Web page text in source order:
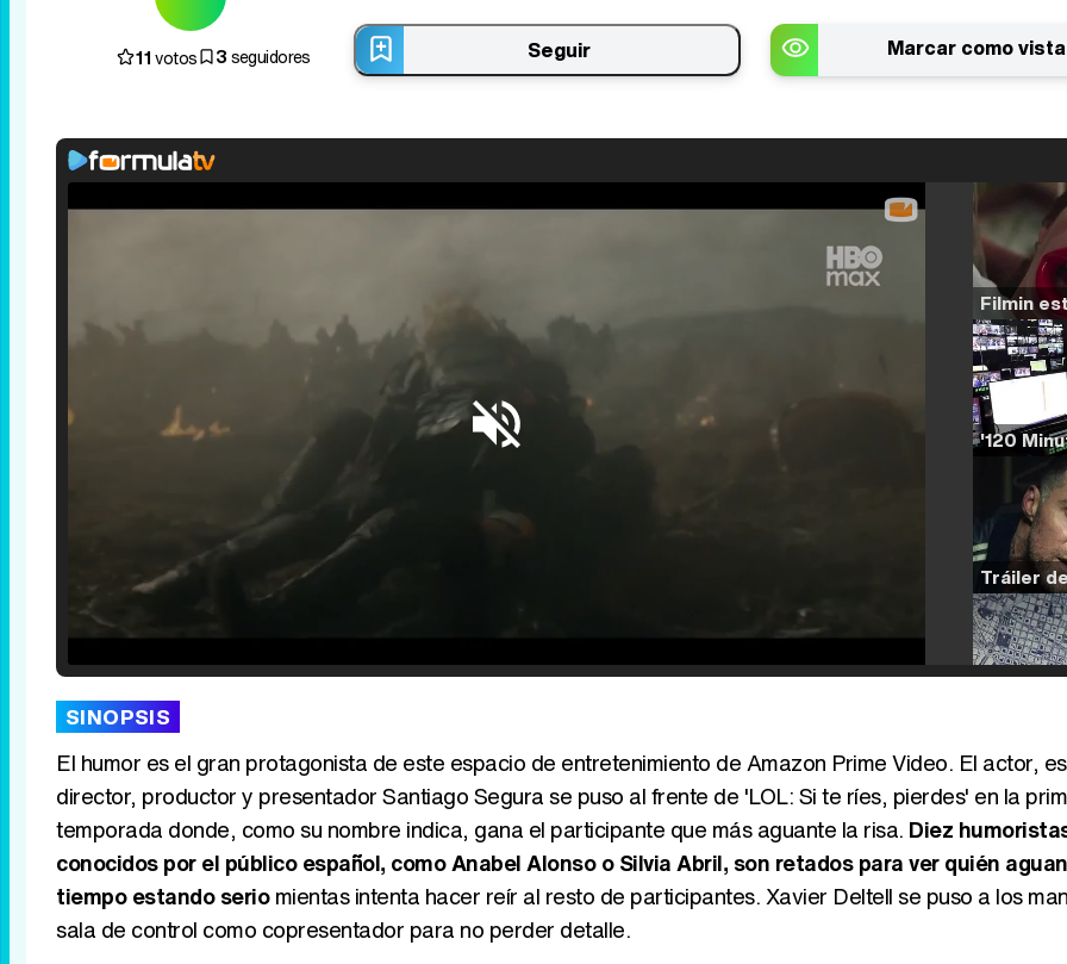
11votos 3seguidores Seguir Marcar como vista
SINOPSIS
El humor es el gran protagonista de este espacio de entretenimiento de Amazon Prime Video. El actor,
director, productor y presentador Santiago Segura se puso al frente de 'LOL: Si te ríes, pierdes' en la
temporada donde, como su nombre indica, gana el participante que más aguante la risa. Diez
conocidos por el público español, como Anabel Alonso o Silvia Abril, son retados para ver quién
tiempo estando seriomientas intenta hacer reír al resto de participantes. Xavier Deltell se puso a los
sala de control como copresentador para no perder detalle.